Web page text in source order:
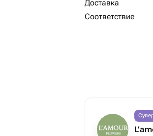
Доставка
Соответствие